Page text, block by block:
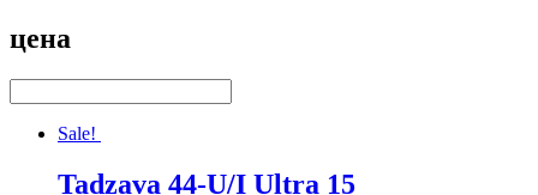
цена
Sale!
Tadzava 44-U/I Ultra 15